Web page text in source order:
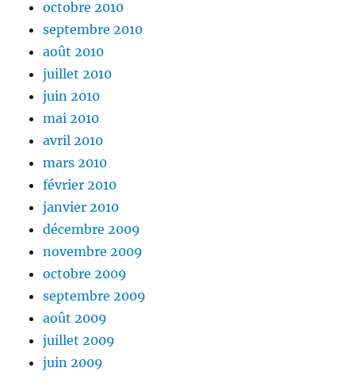
octobre 2010
septembre 2010
août 2010
juillet 2010
juin 2010
mai 2010
avril 2010
mars 2010
février 2010
janvier 2010
décembre 2009
novembre 2009
octobre 2009
septembre 2009
août 2009
juillet 2009
juin 2009